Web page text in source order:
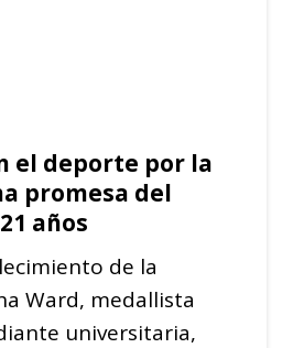
el deporte por la
promesa del
años
de la
Ward, medallista
universitaria,